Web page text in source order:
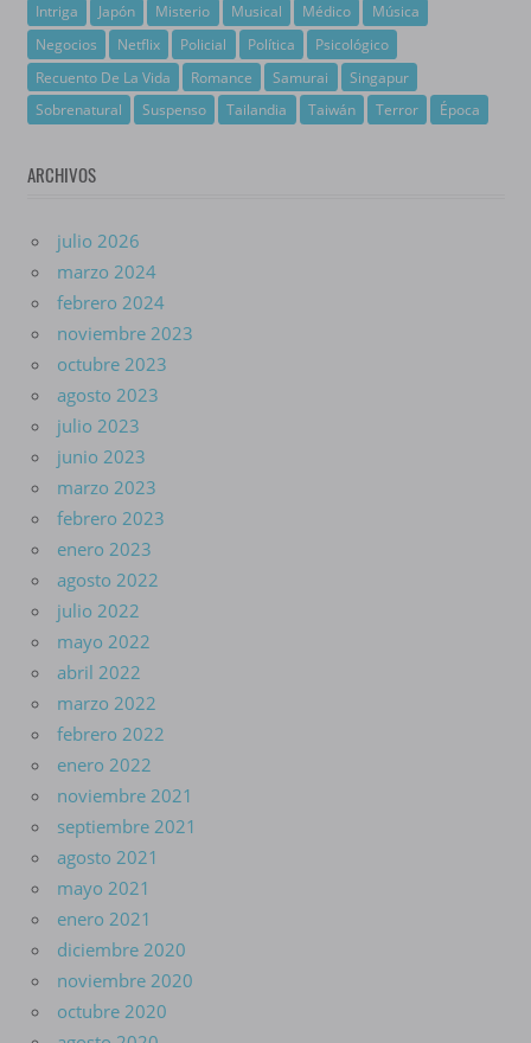
Intriga
Japón Misterio Musical Médico
Música
Negocios
Netflix Policial Política
Psicológico
Recuento De La Vida
Romance Samurai
Singapur
Sobrenatural
Suspenso Tailandia Taiwán Terror Época
ARCHIVOS
julio 2026
marzo 2024
febrero 2024
noviembre 2023
octubre 2023
agosto 2023
julio 2023
junio 2023
marzo 2023
febrero 2023
enero 2023
agosto 2022
julio 2022
mayo 2022
abril 2022
marzo 2022
febrero 2022
enero 2022
noviembre 2021
septiembre 2021
agosto 2021
mayo 2021
enero 2021
diciembre 2020
noviembre 2020
octubre 2020